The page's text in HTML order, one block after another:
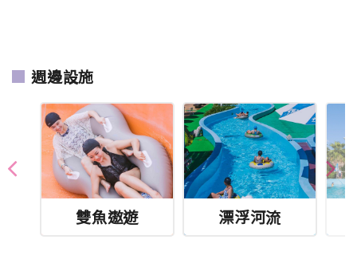
週邊設施
雙魚遨遊 漂浮河流